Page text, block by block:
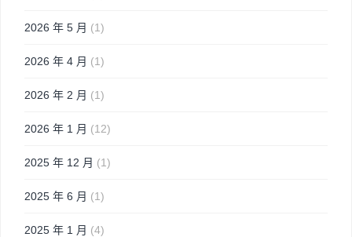
2026 年 5 月 (1)
2026 年 4 月 (1)
2026 年 2 月 (1)
2026 年 1 月 (12)
2025 年 12 月 (1)
2025 年 6 月 (1)
2025 年 1 月 (4)